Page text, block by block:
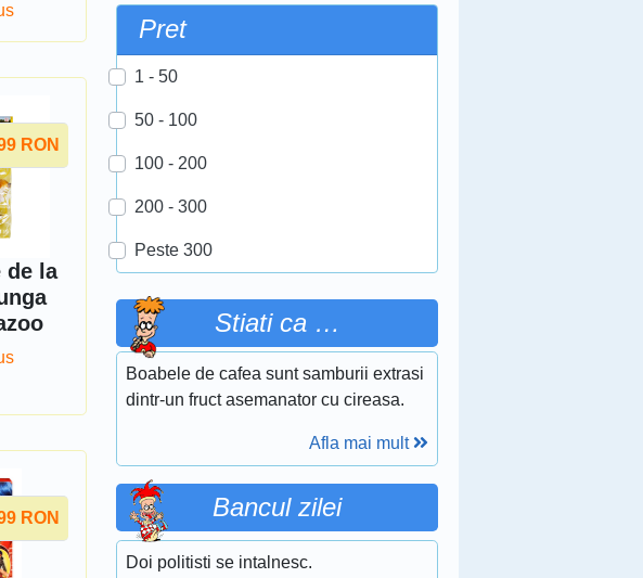
RON
de la
RON
Pret
1 - 50
50 - 100
100 - 200
200 - 300
Peste 300
Stiati ca …
Boabele de cafea sunt samburii extrasi
dintr-un fruct asemanator cu cireasa.
Afla mai mult
Bancul zilei
Doi politisti se intalnesc.